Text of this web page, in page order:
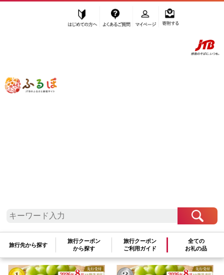
ふるぽ JTBのふるさと納税サイト
旅行先から探す
旅行クーポン
から探す
旅行クーポン
ご利用ガイド
全ての
お礼の品
検索結果一覧
参考寄附額順|新着順 |人気ランキング順